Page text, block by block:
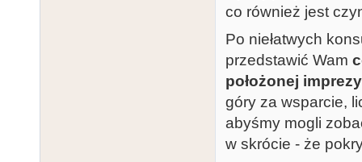
co również jest
Po niełatwych
przedstawić Wam
położonej
góry za wsparcie,
abyśmy mogli
w skrócie - że